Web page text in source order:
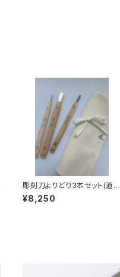
彫刻刀よりどり3本セット(道具
袋付)
¥8,250